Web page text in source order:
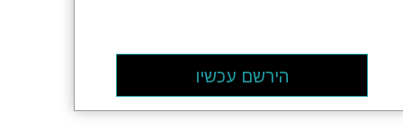
הירשם עכשיו